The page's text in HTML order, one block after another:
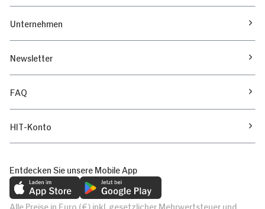
Unternehmen
Newsletter
FAQ
HIT-Konto
Entdecken Sie unsere Mobile App
Alle Preise in Euro (€) inkl. gesetzlicher Mehrwertsteuer und